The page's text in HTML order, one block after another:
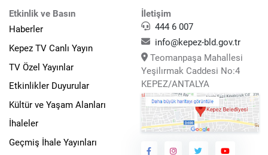
Etkinlik ve Basın
Haberler
Kepez TV Canlı Yayın
TV Özel Yayınlar
Etkinlikler Duyurular
Kültür ve Yaşam Alanları
İhaleler
Geçmiş İhale Yayınları
İletişim
444 6 007
info@kepez-bld.gov.tr
Teomanpaşa Mahallesi
Yeşilırmak Caddesi No:4
KEPEZ/ANTALYA